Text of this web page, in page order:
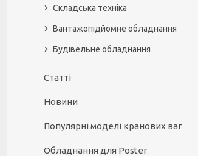
Складська техніка
Вантажопідйомне обладнання
Будівельне обладнання
Статті
Новини
Популярні моделі кранових ваг
Обладнання для Poster